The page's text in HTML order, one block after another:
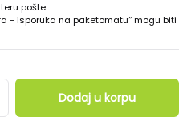
pošte.
- isporuka na paketomatu“ mogu biti
Dodaj u korpu